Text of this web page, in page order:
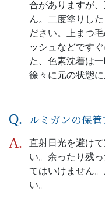
合がありますが
ん。二度塗りし
ださい。上まつ
ッシュなどです
た、色素沈着は
徐々に元の状態に
ルミガンの保管
直射日光を避け
い。余ったり残
てはいけません
い。